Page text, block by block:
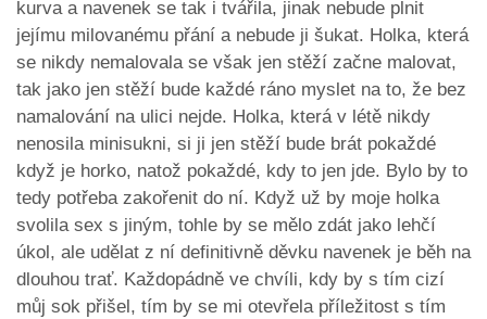
kurva a navenek se tak i tvářila, jinak nebude plnit
jejímu milovanému přání a nebude ji šukat. Holka, která
se nikdy nemalovala se však jen stěží začne malovat,
tak jako jen stěží bude každé ráno myslet na to, že bez
namalování na ulici nejde. Holka, která v létě nikdy
nenosila minisukni, si ji jen stěží bude brát pokaždé
když je horko, natož pokaždé, kdy to jen jde. Bylo by to
tedy potřeba zakořenit do ní. Když už by moje holka
svolila sex s jiným, tohle by se mělo zdát jako lehčí
úkol, ale udělat z ní definitivně děvku navenek je běh na
dlouhou trať. Každopádně ve chvíli, kdy by s tím cizí
můj sok přišel, tím by se mi otevřela příležitost s tím